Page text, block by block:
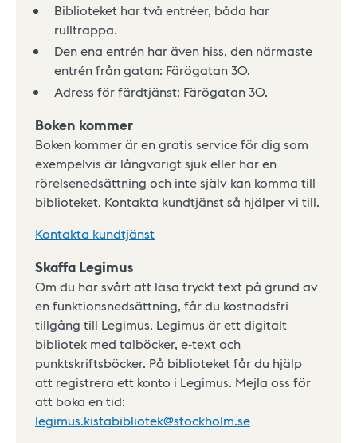
Biblioteket har två entréer, båda har
rulltrappa.
Den ena entrén har även hiss, den närmaste
entrén från gatan: Färögatan 30.
Adress för färdtjänst: Färögatan 30.
Boken kommer
Boken kommer är en gratis service för dig som
exempelvis är långvarigt sjuk eller har en
rörelsenedsättning och inte själv kan komma till
biblioteket. Kontakta kundtjänst så hjälper vi till.
Kontakta kundtjänst
Skaffa Legimus
Om du har svårt att läsa tryckt text på grund av
en funktionsnedsättning, får du kostnadsfri
tillgång till Legimus. Legimus är ett digitalt
bibliotek med talböcker, e-text och
punktskriftsböcker. På biblioteket får du hjälp
att registrera ett konto i Legimus. Mejla oss för
att boka en tid:
legimus.kistabibliotek@stockholm.se